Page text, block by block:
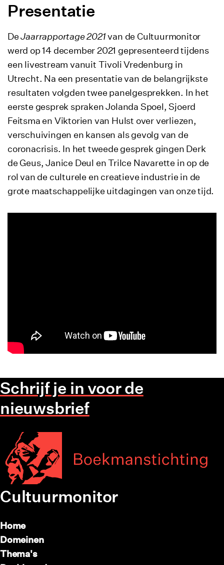
Presentatie
DeJaarrapportage 2021van de Cultuurmonitor
werd op 14 december 2021 gepresenteerd tijdens
een livestream vanuit Tivoli Vredenburg in
Utrecht. Na een presentatie van de belangrijkste
resultaten volgden twee panelgesprekken. In het
eerste gesprek spraken Jolanda Spoel, Sjoerd
Feitsma en Viktorien van Hulst over verliezen,
verschuivingen en kansen als gevolg van de
coronacrisis. In het tweede gesprek gingen Derk
de Geus, Janice Deul en Trilce Navarette in op de
rol van de culturele en creatieve industrie in de
grote maatschappelijke uitdagingen van onze tijd.
Schrijf je in voor de
nieuwsbrief
Cultuurmonitor
Home
Domeinen
Thema's